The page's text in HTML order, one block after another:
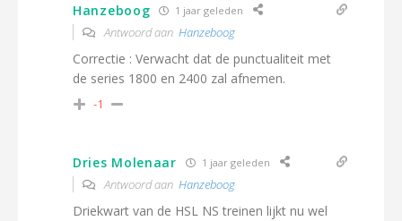
Hanzeboog 1 jaar geleden
Antwoord aan Hanzeboog
Correctie : Verwacht dat de punctualiteit met
de series 1800 en 2400 zal afnemen.
-1
Dries Molenaar 1 jaar geleden
Antwoord aan Hanzeboog
Driekwart van de HSL NS treinen lijkt nu wel